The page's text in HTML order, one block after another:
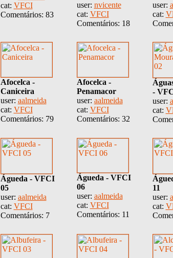
cat: VFCI
Comentários: 83
user: nvicente
cat: VFCI
Comentários: 18
user:
cat:
Afocelca -
Caniceira
user: aalmeida
cat: VFCI
Comentários: 79
Afocelca -
Penamacor
user: aalmeida
cat: VFCI
Comentários: 32
-
user:
cat:
Águeda - VFCI
05
user: aalmeida
cat: VFCI
Comentários: 7
Águeda - VFCI
06
user: aalmeida
cat: VFCI
Comentários: 11
11
user:
cat: